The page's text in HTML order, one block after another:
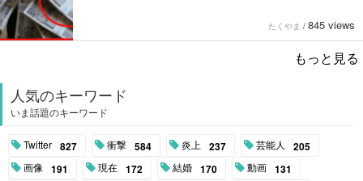
たくやま / 845 views
もっと見る
人気のキーワード
いま話題のキーワード
Twitter 827 衝撃 584 炎上 237 芸能人 205
画像 191 現在 172 結婚 170 動画 131